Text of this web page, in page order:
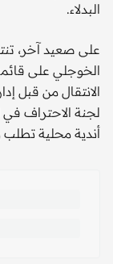
البدلاء.
على صعيد آخر،
الخوجلي على
الانتقال من قبل
لجنة الاحتراف
أندية محلية تطلب